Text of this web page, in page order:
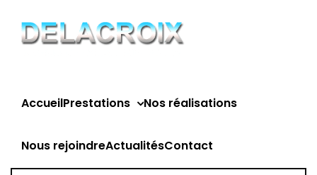
contenu
AccueilPrestations Nos réalisations
Nous rejoindreActualitésContact